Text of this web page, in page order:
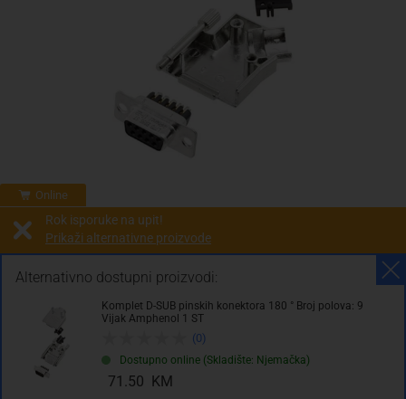
Online
Alternativno dostupni proizvodi:
Komplet D-SUB pinskih konektora 180 ° Broj polova: 9
Vijak Amphenol 1 ST
(0)
Dostupno online (Skladište: Njemačka)
71.50 KM
Rok isporuke na upit!
Prikaži alternativne proizvode
Prodaja i slanje od: Architektengruppe S71 d.o.o.
83.50 KM
sa PDV Troškovi dostave